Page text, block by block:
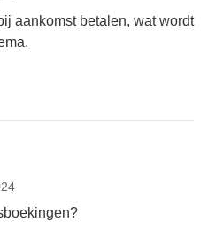
aankomst betalen, wat wordt